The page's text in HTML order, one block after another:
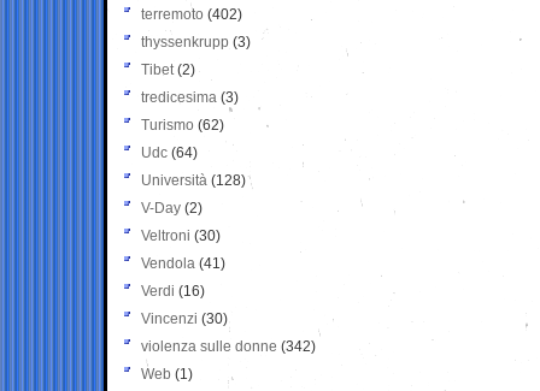
terremoto (402)
thyssenkrupp (3)
Tibet(2)
tredicesima (3)
Turismo (62)
Udc (64)
Università (128)
V-Day (2)
Veltroni (30)
Vendola (41)
Verdi (16)
Vincenzi (30)
violenza sulle donne (342)
Web (1)